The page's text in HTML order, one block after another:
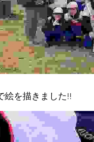
絵を描きました!!